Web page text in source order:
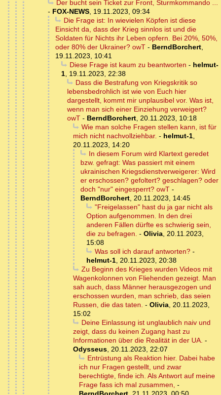
Der bucht sein Ticket zur Front, Sturmkommando ...
- FOX-NEWS, 19.11.2023, 09:34
Die Frage ist: In wievielen Köpfen ist diese
Einsicht da, dass der Krieg sinnlos ist und die
Soldaten für Nichts ihr Leben opfern. Bei 20%, 50%,
oder 80% der Ukrainer? owT - BerndBorchert,
19.11.2023, 10:41
Diese Frage ist kaum zu beantworten - helmut-
1, 19.11.2023, 22:38
Dass die Bestrafung von Kriegskritik so
lebensbedrohlich ist wie von Euch hier
dargestellt, kommt mir unplausibel vor. Was ist,
wenn man sich einer Einziehung verweigert?
owT - BerndBorchert, 20.11.2023, 10:18
Wie man solche Fragen stellen kann, ist für
mich nicht nachvollziehbar. - helmut-1,
20.11.2023, 14:20
In diesem Forum wird Klartext geredet
bzw. gefragt: Was passiert mit einem
ukrainischen Kriegsdienstverweigerer: Wird
er erschossen? gefoltert? geschlagen? oder
doch "nur" eingesperrt? owT -
BerndBorchert, 20.11.2023, 14:45
"Freigelassen" hast du ja gar nicht als
Option aufgenommen. In den drei
anderen Fällen dürfte es schwierig sein,
die zu befragen. - Olivia, 20.11.2023,
15:08
Was soll ich darauf antworten?-
helmut-1, 20.11.2023, 20:38
Zu Beginn des Krieges wurden Videos mit
Wagenkolonnen von Fliehenden gezeigt. Man
sah auch, dass Männer herausgezogen und
erschossen wurden, man schrieb, das seien
Russen, die das taten. - Olivia, 20.11.2023,
15:02
Deine Einlassung ist unglaublich naiv und
zeigt, dass du keinen Zugang hast zu
Informationen über die Realität in der UA. -
Odysseus, 20.11.2023, 22:07
Entrüstung als Reaktion hier. Dabei habe
ich nur Fragen gestellt, und zwar
berechtigte, finde ich. Als Antwort auf meine
Frage fass ich mal zusammen, -